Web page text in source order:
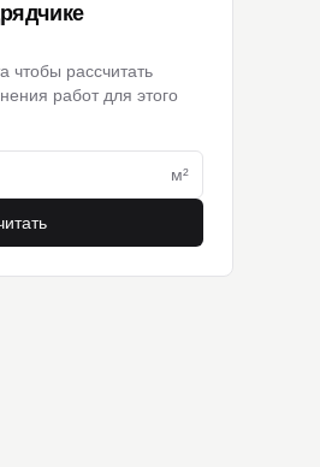
чтобы рассчитать
работ для этого
м²